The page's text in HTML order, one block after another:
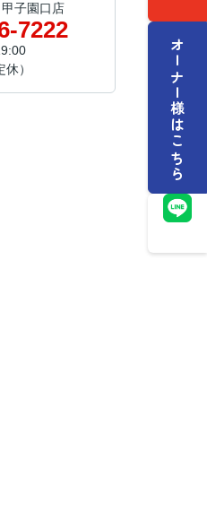
オーナー様はこちら
子園口店
7222
休）